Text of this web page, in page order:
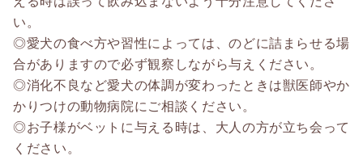
い。
◎愛犬の食べ方や習性によっては、のどに詰まらせる場
合がありますので必ず観察しながら与えください。
◎消化不良など愛犬の体調が変わったときは獣医師やか
かりつけの動物病院にご相談ください。
◎お子様がベットに与える時は、大人の方が立ち会って
ください。